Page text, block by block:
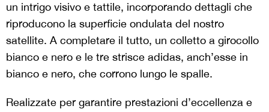
un intrigo visivo e tattile, incorporando dettagli che
riproducono la superficie ondulata del nostro
satellite. A completare il tutto, un colletto a girocollo
bianco e nero e le tre strisce adidas, anch’esse in
bianco e nero, che corrono lungo le spalle.
Realizzate per garantire prestazioni d’eccellenza e